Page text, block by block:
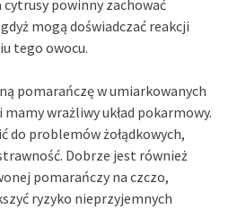
powinny zachować
mogą doświadczać reakcji
tego owocu.
pomarańczę w umiarkowanych
mamy wrażliwy układ pokarmowy.
do problemów żołądkowych,
Dobrze jest również
pomarańczy na czczo,
ryzyko nieprzyjemnych